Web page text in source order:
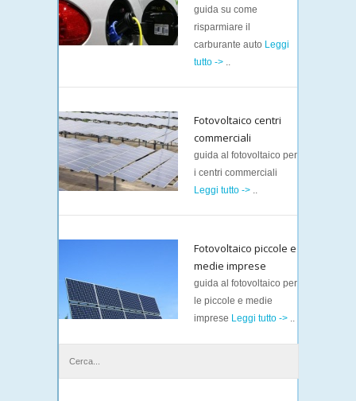
guida su come
risparmiare il
carburante auto Leggi
tutto -> ..
Fotovoltaico centri
commerciali
guida al fotovoltaico per
i centri commerciali
Leggi tutto -> ..
Fotovoltaico piccole e
medie imprese
guida al fotovoltaico per
le piccole e medie
imprese Leggi tutto -> ..